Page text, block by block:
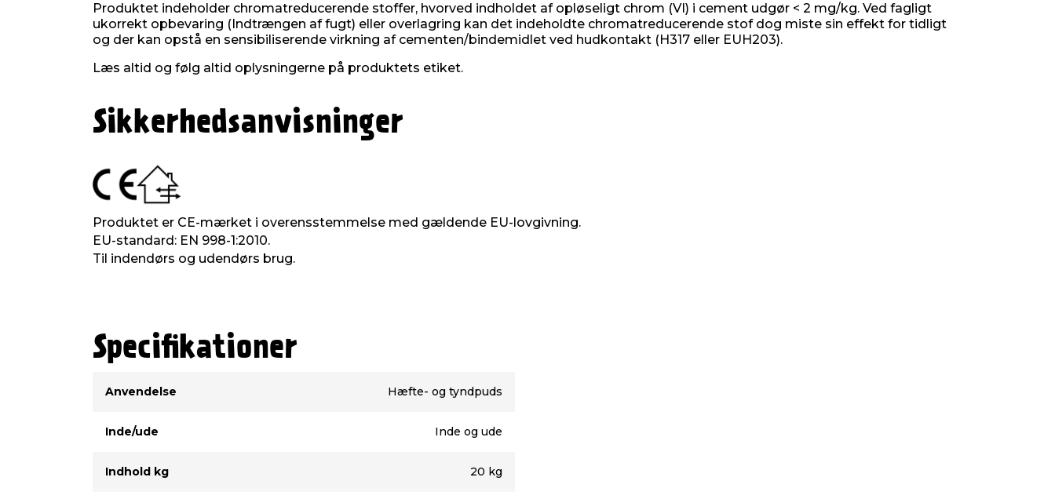
Produktet indeholder chromatreducerende stoffer, hvorved indholdet af opløseligt chrom (VI) i cement udgør < 2 mg/kg. Ved fagligt
ukorrekt opbevaring (Indtrængen af fugt) eller overlagring kan det indeholdte chromatreducerende stof dog miste sin effekt for tidligt
og der kan opstå en sensibiliserende virkning af cementen/bindemidlet ved hudkontakt (H317 eller EUH203).
Læs altid og følg altid oplysningerne på produktets etiket.
Sikkerhedsanvisninger
Produktet er CE-mærket i overensstemmelse med gældende EU-lovgivning.
EU-standard: EN 998-1:2010.
Til indendørs og udendørs brug.
Specifikationer
Anvendelse
Hæfte- og tyndpuds
Inde/ude Inde og ude
Indhold kg 20 kg